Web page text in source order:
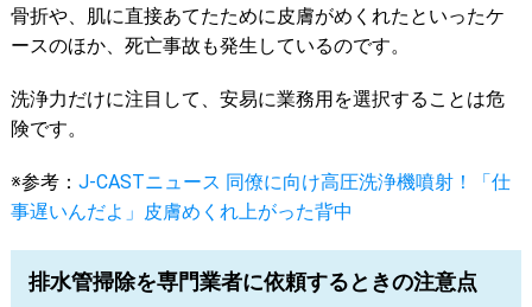
骨折や、肌に直接あてたために皮膚がめくれたといったケ
ースのほか、死亡事故も発生しているのです。
洗浄力だけに注目して、安易に業務用を選択することは危
険です。
※参考： J-CASTニュース 同僚に向け高圧洗浄機噴射！「仕
事遅いんだよ」皮膚めくれ上がった背中
排水管掃除を専門業者に依頼するときの注意点